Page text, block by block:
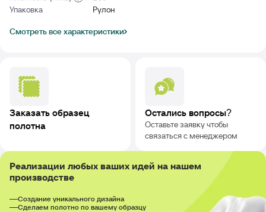
Упаковка
Рулон
Смотреть все характеристики
Заказать образец
полотна
Остались вопросы?
Оставьте заявку чтобы
связаться с менеджером
Реализации любых ваших идей на нашем
производстве
Создание уникального дизайна
Сделаем полотно по вашему образцу